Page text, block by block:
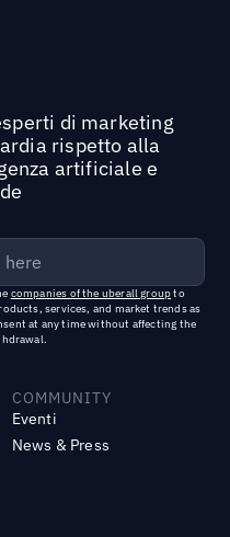
di marketing
rispetto alla
artificiale e
companies of the uberall groupto
services, and market trends as
at any time without affecting the
COMMUNITY
Eventi
News & Press